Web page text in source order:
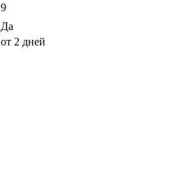
9
Да
от 2 дней